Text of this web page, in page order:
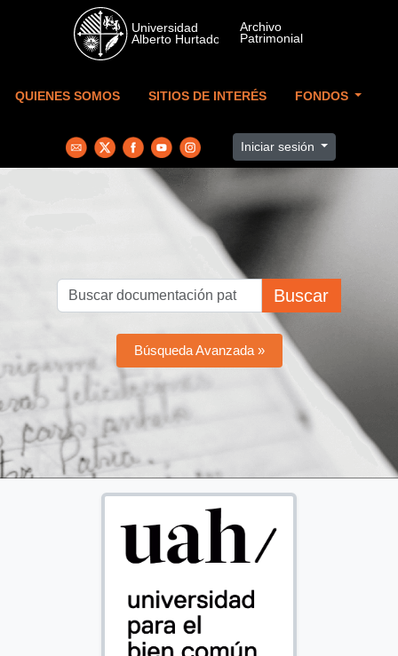
Skip to main content
QUIENES SOMOS SITIOS DE INTERÉS FONDOS
Iniciar sesión
Buscar
Búsqueda Avanzada »